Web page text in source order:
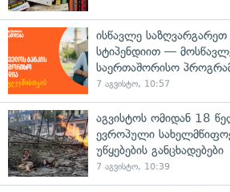
ისწავლე
სტიპენდიით —
საერთაშორისო
7 აგვისტო, 10:57
აგვისტოს ომიდან 18
ევროპული
უწყებების განცხადებები
7 აგვისტო, 10:39